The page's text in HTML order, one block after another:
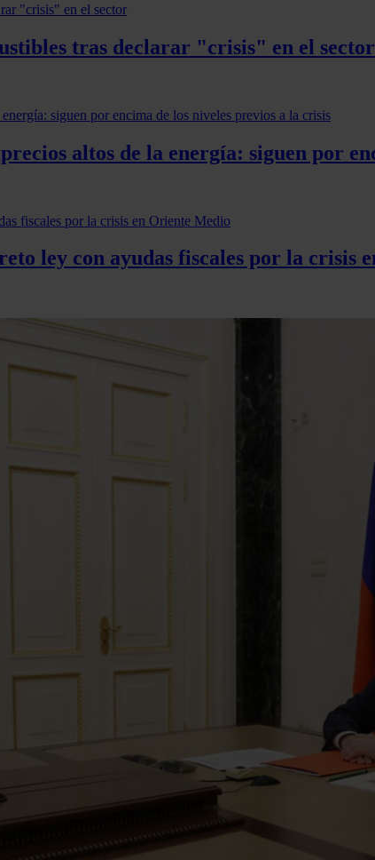
tras declarar "crisis" en el sector
altos de la energía: siguen por
ley con ayudas fiscales por la crisis